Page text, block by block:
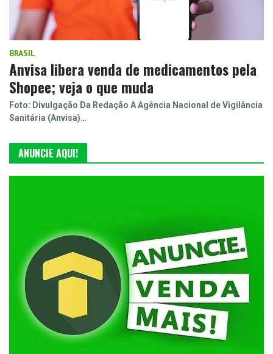
BRASIL
Anvisa libera venda de medicamentos pela
Shopee; veja o que muda
Foto: Divulgação Da Redação A Agência Nacional de Vigilância
Sanitária (Anvisa)…
ANUNCIE AQUI!